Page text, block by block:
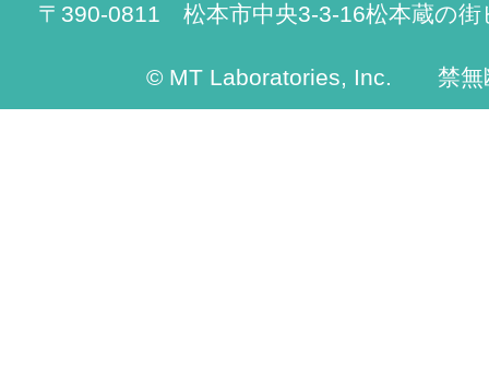
〒390-0811 松本市中央3-3-16松本蔵の街
© MT Laboratories, Inc. 禁無